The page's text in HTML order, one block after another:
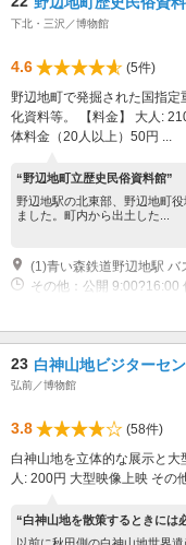
下北・三沢／博物館
4.6
(5件)
野辺地町で発掘された国指
化資料等。 【料金】 大人:
体料金（20人以上）50円 ...
“野辺地町立歴史民俗資料館”
野辺地駅の北東部、野辺地町
ました。町内から出土した...
(1)青い森鉄道野辺地駅 バ
その他：公開 9:00?16:00
23 白神山地ビジターセ
弘前／博物館
3.8
(58件)
白神山地を立体的な展示と
人: 200円 大型映像上映 その
“白神山地を散策するときには